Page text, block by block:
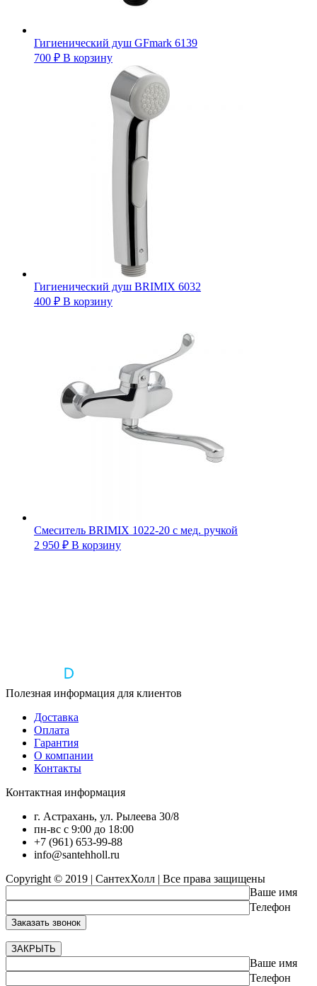
Гигиенический душ GFmark 6139
700 ₽ В корзину
Гигиенический душ BRIMIX 6032
400 ₽ В корзину
Смеситель BRIMIX 1022-20 с мед. ручкой
2 950 ₽ В корзину
Полезная информация для клиентов
Доставка
Оплата
Гарантия
О компании
Контакты
Контактная информация
г. Астрахань, ул. Рылеева 30/8
пн-вс с 9:00 до 18:00
+7 (961) 653-99-88
info@santehholl.ru
Copyright © 2019 | СантехХолл | Все права защищены
Ваше имя
Телефон
ЗАКРЫТЬ
Ваше имя
Телефон